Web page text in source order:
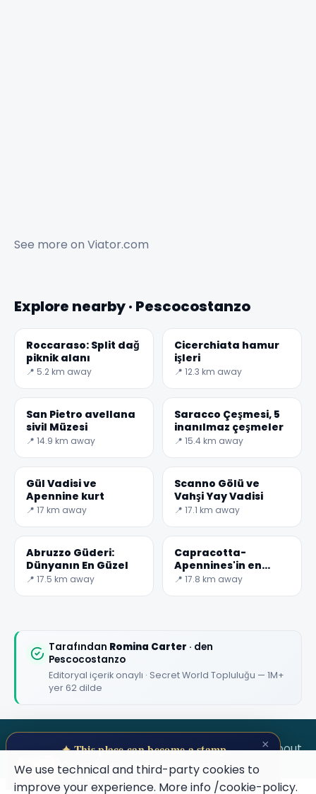
See more on Viator.com
Explore nearby · Pescocostanzo
Roccaraso: Split dağ
piknik alanı
📍 5.2 km away
Cicerchiata hamur
işleri
📍 12.3 km away
San Pietro avellana
sivil Müzesi
📍 14.9 km away
Saracco Çeşmesi, 5
inanılmaz çeşmeler
📍 15.4 km away
Gül Vadisi ve
Apennine kurt
📍 17 km away
Scanno Gölü ve
Vahşi Yay Vadisi
📍 17.1 km away
Abruzzo Güderi:
Dünyanın En Güzel
📍 17.5 km away
Capracotta-
Apennines'in en
yüksek zirveleri
📍 17.8 km away
Tarafından Romina Carter · den
Pescocostanzo
Editoryal içerik onaylı · Secret World Topluluğu — 1M+
yer 62 dilde
SECRET WORLD TermsPrivacyAbout
We use technical and third-party cookies to
improve your experience. More info /cookie-policy.
×
✦ This place can become a stamp
Collect secret places in your Secret